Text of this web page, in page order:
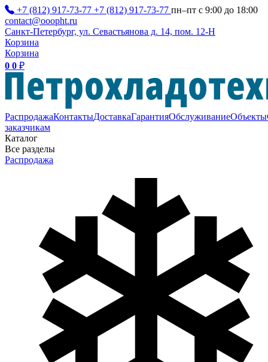
+7 (812) 917-73-77 +7 (812) 917-73-77 пн–пт с 9:00 до 18:00
contact@ooopht.ru
Санкт-Петербург, ул. Севастьянова д. 14, пом. 12-Н
Корзина
Корзина
0 0 ₽
РаспродажаКонтактыДоставкаГарантияОбслуживаниеОбъекты
заказчикам
Каталог
Все разделы
Распродажа